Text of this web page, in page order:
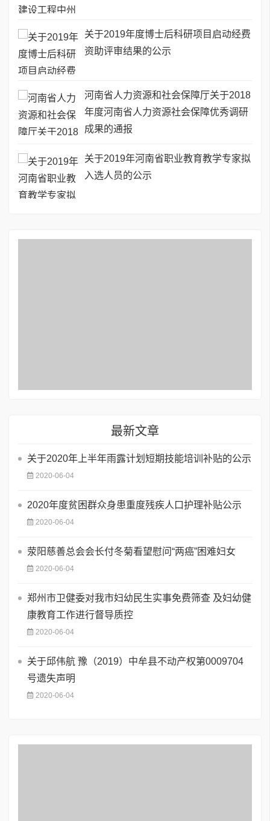
关于2019年度博士后科研项目启动经费
资助评审结果的公示
河南省人力资源和社会保障厅关于2018
年度河南省人力资源社会保障优秀调研
成果的通报
关于2019年河南省职业教育教学专家拟
入选人员的公示
最新文章
关于2020年上半年雨露计划短期技能培训补贴的公示
2020-06-04
2020年度贫困群众身患重度残疾人口护理补贴公示
2020-06-04
荥阳慈善总会会长付冬菊看望慰问“两癌”困难妇女
2020-06-04
郑州市卫健委对我市妇幼民生实事免费筛查 及妇幼健
康教育工作进行督导质控
2020-06-04
关于邱伟航 豫（2019）中牟县不动产权第0009704
号遗失声明
2020-06-04